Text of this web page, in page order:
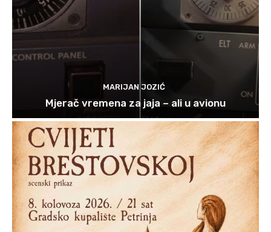
MARIJAN JOZIĆ
Mjerač vremena za jaja – ali u avionu